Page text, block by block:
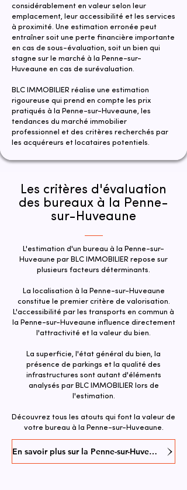
considérablement en valeur selon leur
emplacement, leur accessibilité et les services
à proximité. Une estimation erronée peut
entraîner soit une perte financière importante
en cas de sous-évaluation, soit un bien qui
stagne sur le marché à la Penne-sur-
Huveaune en cas de surévaluation.
​​BLC IMMOBILIER réalise une estimation
rigoureuse qui prend en compte les prix
pratiqués à la Penne-sur-Huveaune, les
tendances du marché immobilier
professionnel et des critères recherchés par
les acquéreurs et locataires potentiels.
Les critères d'évaluation
des bureaux à la Penne-
sur-Huveaune
L'estimation d'un bureau à la Penne-sur-
Huveaune par BLC IMMOBILIER repose sur
plusieurs facteurs déterminants.
La localisation à la Penne-sur-Huveaune
constitue le premier critère de valorisation.
L'accessibilité par les transports en commun à
la Penne-sur-Huveaune influence directement
l'attractivité et la valeur du bien.​
La superficie, l'état général du bien, la
présence de parkings et la qualité des
infrastructures sont autant d'éléments
analysés par BLC IMMOBILIER lors de
l'estimation.
Découvrez tous les atouts qui font la valeur de
votre bureau à la Penne-sur-Huveaune.
En savoir plus sur la Penne-sur-Huveaune